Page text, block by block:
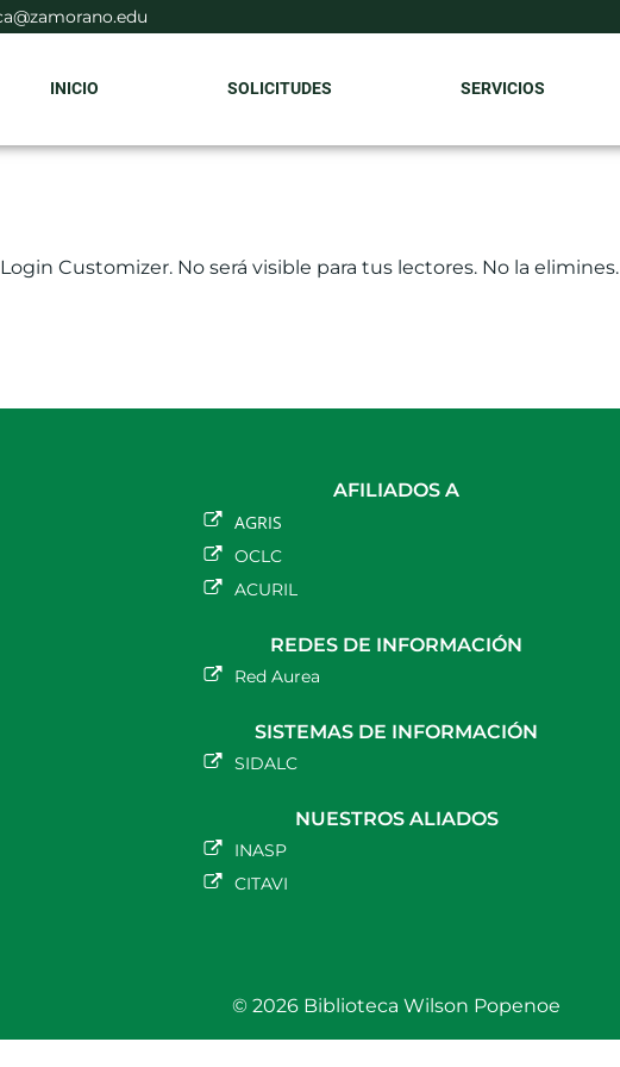
INICIO SOLICITUDES SERVICIOS
Customizer. No será visible para tus lectores. No la elimines.
AFILIADOS A
AGRIS
OCLC
ACURIL
REDES DE INFORMACIÓN
Red Aurea
SISTEMAS DE INFORMACIÓN
SIDALC
NUESTROS ALIADOS
INASP
CITAVI
© 2026 Biblioteca Wilson Popenoe